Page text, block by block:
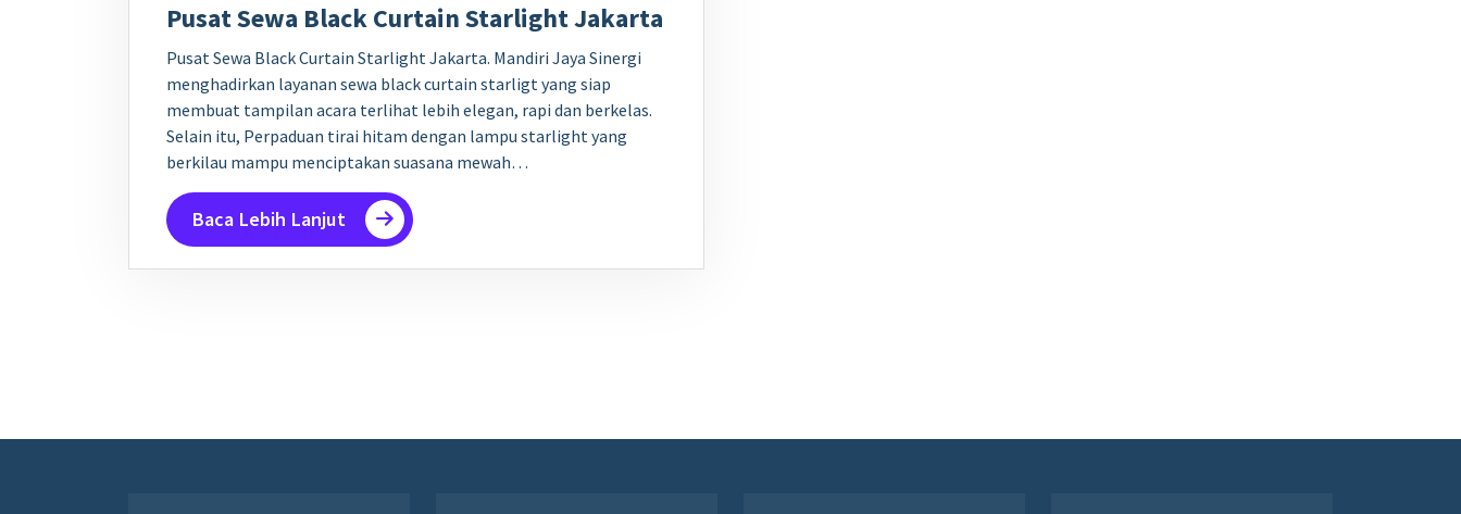
Pusat Sewa Black Curtain Starlight Jakarta
Pusat Sewa Black Curtain Starlight Jakarta. Mandiri Jaya Sinergi
menghadirkan layanan sewa black curtain starligt yang siap
membuat tampilan acara terlihat lebih elegan, rapi dan berkelas.
Selain itu, Perpaduan tirai hitam dengan lampu starlight yang
berkilau mampu menciptakan suasana mewah…
Baca Lebih Lanjut